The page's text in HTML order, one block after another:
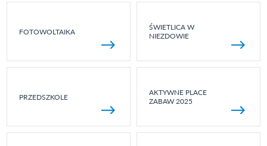
FOTOWOLTAIKA
ŚWIETLICA W
NIEZDOWIE
PRZEDSZKOLE
AKTYWNE PLACE
ZABAW 2025